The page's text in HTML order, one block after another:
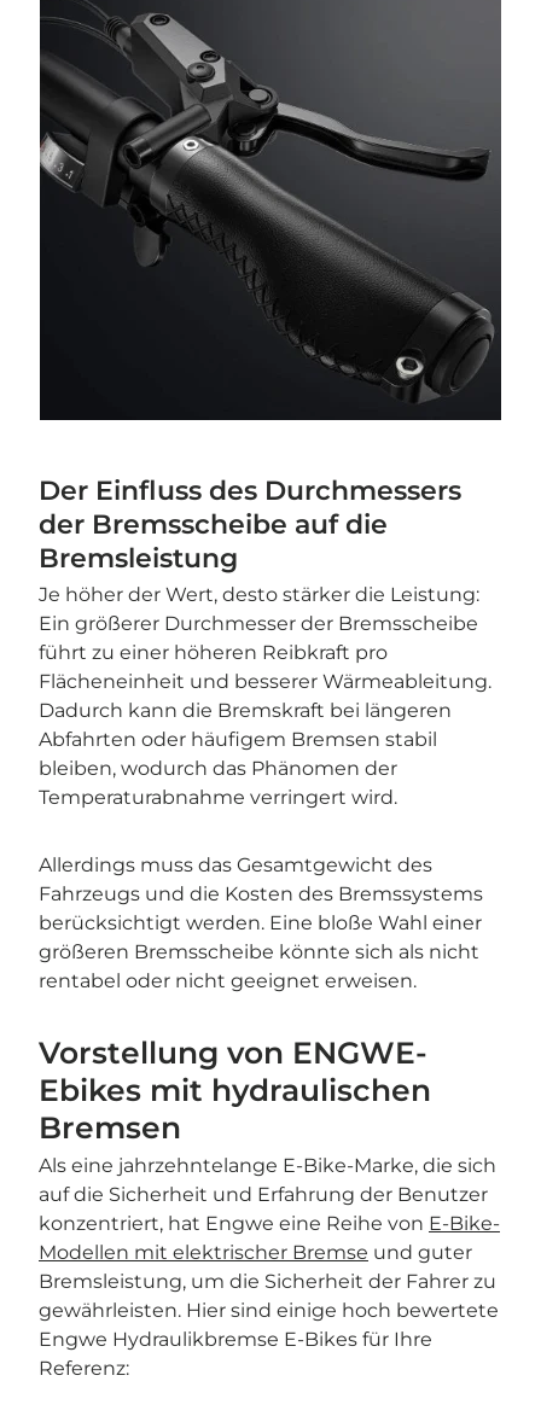
Der Einfluss des Durchmessers
der Bremsscheibe auf die
Bremsleistung
Je höher der Wert, desto stärker die Leistung:
Ein größerer Durchmesser der Bremsscheibe
führt zu einer höheren Reibkraft pro
Flächeneinheit und besserer Wärmeableitung.
Dadurch kann die Bremskraft bei längeren
Abfahrten oder häufigem Bremsen stabil
bleiben, wodurch das Phänomen der
Temperaturabnahme verringert wird.
Allerdings muss das Gesamtgewicht des
Fahrzeugs und die Kosten des Bremssystems
berücksichtigt werden. Eine bloße Wahl einer
größeren Bremsscheibe könnte sich als nicht
rentabel oder nicht geeignet erweisen.
Vorstellung von ENGWE-
Ebikes mit hydraulischen
Bremsen
Als eine jahrzehntelange E-Bike-Marke, die sich
auf die Sicherheit und Erfahrung der Benutzer
konzentriert, hat Engwe eine Reihe von E-Bike-
Modellen mit elektrischer Bremse und guter
Bremsleistung, um die Sicherheit der Fahrer zu
gewährleisten. Hier sind einige hoch bewertete
Engwe Hydraulikbremse E-Bikes für Ihre
Referenz: